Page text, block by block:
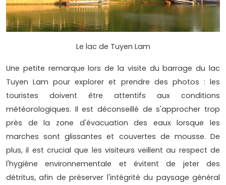
Le lac de Tuyen Lam
Une petite remarque lors de la visite du barrage du lac
Tuyen Lam pour explorer et prendre des photos : les
touristes doivent être attentifs aux conditions
météorologiques. Il est déconseillé de s'approcher trop
près de la zone d'évacuation des eaux lorsque les
marches sont glissantes et couvertes de mousse. De
plus, il est crucial que les visiteurs veillent au respect de
l'hygiène environnementale et évitent de jeter des
détritus, afin de préserver l'intégrité du paysage général